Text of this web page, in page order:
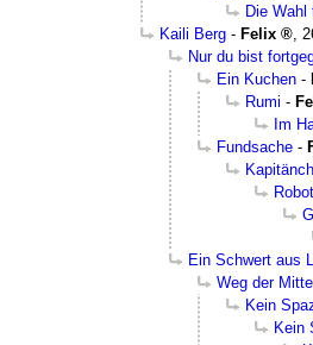
Die Wahl
Kaili Berg - Felix
Nur du bist
Ein Kuchen -
Rumi -
Im
Fundsache -
Ein Schwert aus
Weg der Mitte
Kein
Kein